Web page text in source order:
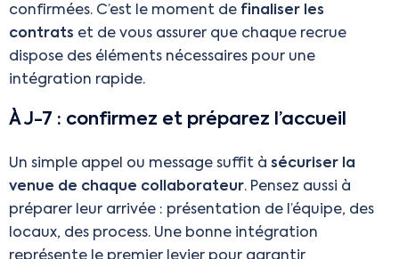
confirmées. C’est le moment de finaliser les
contrats et de vous assurer que chaque recrue
dispose des éléments nécessaires pour une
intégration rapide.
À J-7 : confirmez et préparez l’accueil
Un simple appel ou message suffit à sécuriser la
venue de chaque collaborateur. Pensez aussi à
préparer leur arrivée : présentation de l’équipe, des
locaux, des process. Une bonne intégration